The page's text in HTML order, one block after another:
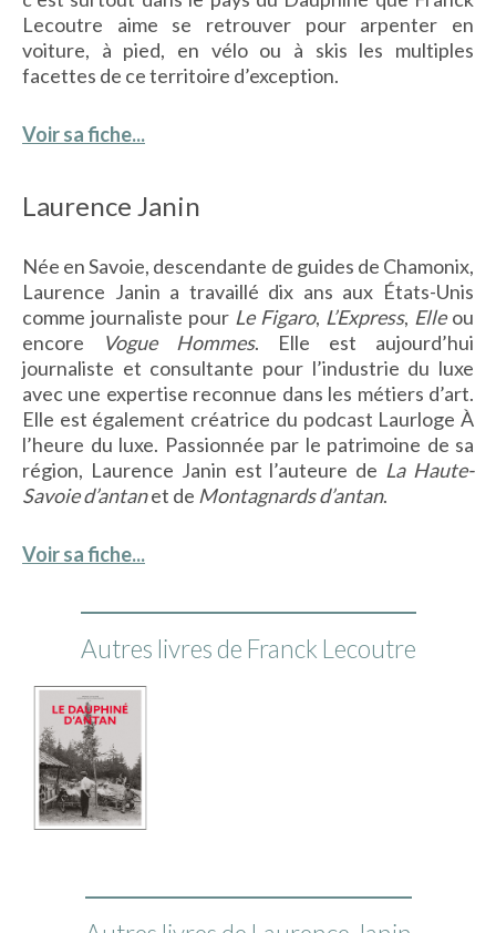
Lecoutre aime se retrouver pour arpenter en
voiture, à pied, en vélo ou à skis les multiples
facettes de ce territoire d’exception.
Voir sa fiche...
Laurence Janin
Née en Savoie, descendante de guides de Chamonix,
Laurence Janin a travaillé dix ans aux États-Unis
comme journaliste pour Le Figaro, L’Express, Elleou
encore
Vogue Hommes. Elle est aujourd’hui
journaliste et consultante pour l’industrie du luxe
avec une expertise reconnue dans les métiers d’art.
Elle est également créatrice du podcast Laurloge À
l’heure du luxe. Passionnée par le patrimoine de sa
région, Laurence Janin est l’auteure de La Haute-
Savoie d’antanet de Montagnards d’antan.
Voir sa fiche...
Autres livres de Franck Lecoutre